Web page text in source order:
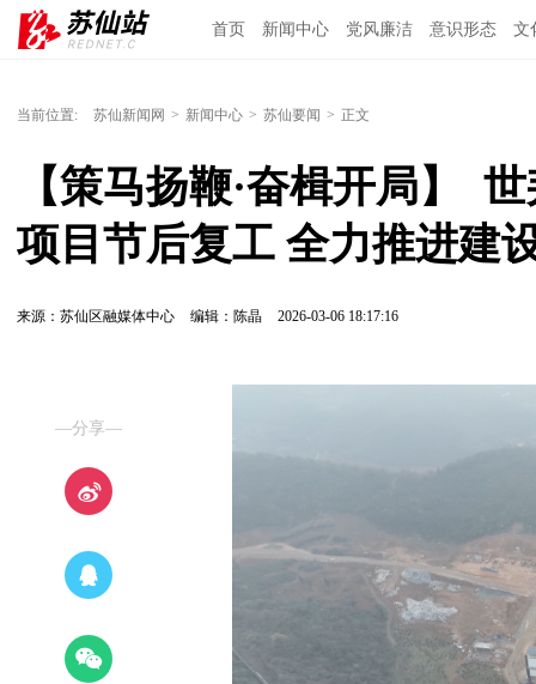
首页 新闻中心 党风廉洁 意识形态 文
当前位置: 苏仙新闻网 > 新闻中心 > 苏仙要闻 > 正文
【策马扬鞭·奋楫开局】
项目节后复工 全力推进建
来源：苏仙区融媒体中心 编辑：陈晶 2026-03-06 18:17:16
—分享—